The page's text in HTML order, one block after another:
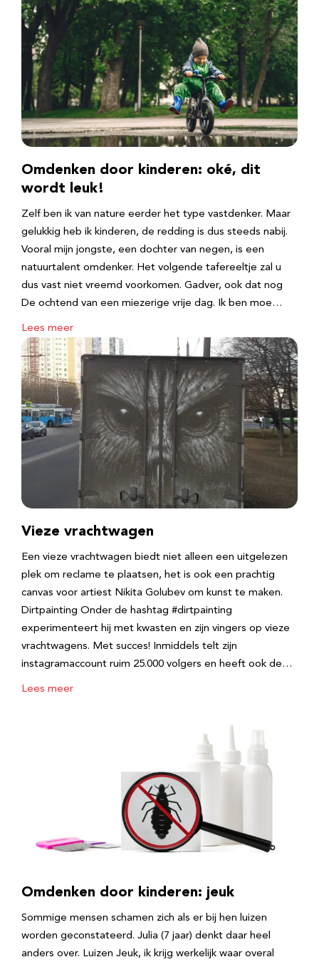
Omdenken door kinderen: oké, dit
wordt leuk!
Zelf ben ik van nature eerder het type vastdenker. Maar
gelukkig heb ik kinderen, de redding is dus steeds nabij.
Vooral mijn jongste, een dochter van negen, is een
natuurtalent omdenker. Het volgende tafereeltje zal u
dus vast niet vreemd voorkomen. Gadver, ook dat nog
De ochtend van een miezerige vrije dag. Ik ben moe…
Lees meer
Vieze vrachtwagen
Een vieze vrachtwagen biedt niet alleen een uitgelezen
plek om reclame te plaatsen, het is ook een prachtig
canvas voor artiest Nikita Golubev om kunst te maken.
Dirtpainting Onder de hashtag #dirtpainting
experimenteert hij met kwasten en zijn vingers op vieze
vrachtwagens. Met succes! Inmiddels telt zijn
instagramaccount ruim 25.000 volgers en heeft ook de…
Lees meer
Omdenken door kinderen: jeuk
Sommige mensen schamen zich als er bij hen luizen
worden geconstateerd. Julia (7 jaar) denkt daar heel
anders over. Luizen Jeuk, ik krijg werkelijk waar overal